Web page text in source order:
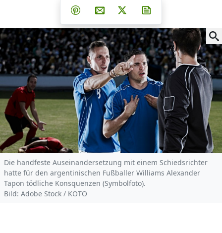
Teilen auf Facebook
Teilen auf Whatsapp
Teilen auf Telegram
Teilen auf Pinterest
Per E-Mail teilen
Post auf X
Die handfeste Auseinandersetzung mit einem Schiedsrichter
hatte für den argentinischen Fußballer Williams Alexander
Tapon tödliche Konsquenzen (Symbolfoto).
Bild: Adobe Stock / KOTO